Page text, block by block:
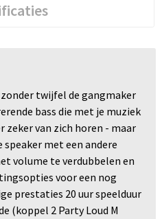
zonder twijfel de gangmaker
bass die met je muziek
zeker van zich horen - maar
met een andere
volume te verdubbelen en
voor een nog
prestaties 20 uur speelduur
(koppel 2 Party Loud M